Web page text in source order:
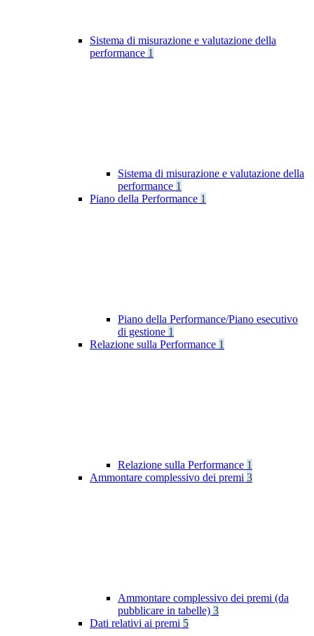
Sistema di misurazione e valutazione della
performance 1
Sistema di misurazione e valutazione della
performance 1
Piano della Performance 1
Piano della Performance/Piano esecutivo
di gestione 1
Relazione sulla Performance 1
Relazione sulla Performance 1
Ammontare complessivo dei premi 3
Ammontare complessivo dei premi (da
pubblicare in tabelle) 3
Dati relativi ai premi 5